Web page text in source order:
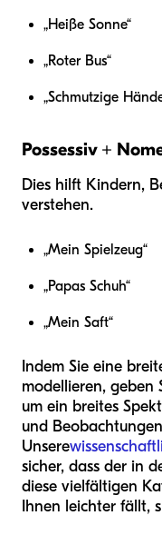
„Heiße Sonne“
„Roter Bus“
„Schmutzige
Possessiv +
Dies hilft Kindern,
verstehen.
„Mein Spielzeug“
„Papas Schuh“
„Mein Saft“
Indem Sie eine
modellieren, geben
um ein breites
und
Unsere
sicher, dass der in
diese vielfältigen
Ihnen leichter fällt,